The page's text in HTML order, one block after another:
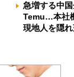
急増する中
Temu…本社
現地人を隠